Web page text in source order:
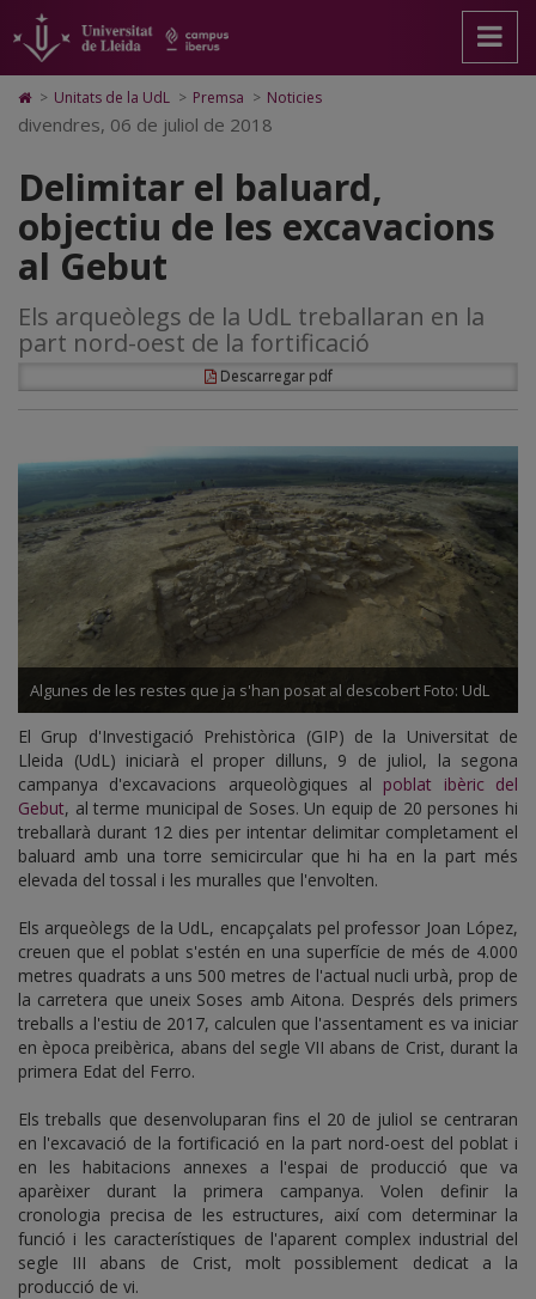
Delimitar
el
baluard,
objectiu
de
les
excavacions
al
Gebut
pàgina
principal.
Universitat
Lleida
contingut
principal
Mapa
Web.
Universitat
Cerca
Accessibilitat.
Universitat
Lleida
Icono
de
Home
ir
a
la
página
de
inicio
> Unitats de la UdL > Premsa > Noticies
divendres, 06 de juliol de 2018
Delimitar el baluard,
objectiu de les excavacions
al Gebut
Els arqueòlegs de la UdL treballaran en la
part nord-oest de la fortificació
Descarregar pdf
Algunes de les restes que ja s'han posat al descobert Foto: UdL
El Grup d'Investigació Prehistòrica (GIP) de la Universitat de
Lleida (UdL) iniciarà el proper dilluns, 9 de juliol, la segona
campanya d'excavacions arqueològiques al poblat ibèric del
Gebut, al terme municipal de Soses. Un equip de 20 persones hi
treballarà durant 12 dies per intentar delimitar completament el
baluard amb una torre semicircular que hi ha en la part més
elevada del tossal i les muralles que l'envolten.
Els arqueòlegs de la UdL, encapçalats pel professor Joan López,
creuen que el poblat s'estén en una superfície de més de 4.000
metres quadrats a uns 500 metres de l'actual nucli urbà, prop de
la carretera que uneix Soses amb Aitona. Després dels primers
treballs a l'estiu de 2017, calculen que l'assentament es va iniciar
en època preibèrica, abans del segle VII abans de Crist, durant la
primera Edat del Ferro.
Els treballs que desenvoluparan fins el 20 de juliol se centraran
en l'excavació de la fortificació en la part nord-oest del poblat i
en les habitacions annexes a l'espai de producció que va
aparèixer durant la primera campanya. Volen definir la
cronologia precisa de les estructures, així com determinar la
funció i les característiques de l'aparent complex industrial del
segle III abans de Crist, molt possiblement dedicat a la
producció de vi.